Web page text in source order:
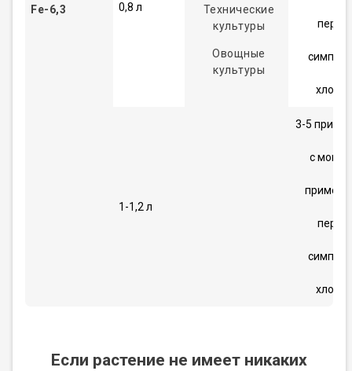
Fe-6,3
Технические
культуры
Овощные
культуры
0,8 л
1-1,2 л
3-5
с
Если растение не имеет никаких